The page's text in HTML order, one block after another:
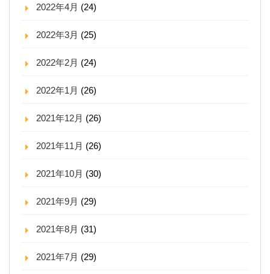
2022年4月 (24)
2022年3月 (25)
2022年2月 (24)
2022年1月 (26)
2021年12月 (26)
2021年11月 (26)
2021年10月 (30)
2021年9月 (29)
2021年8月 (31)
2021年7月 (29)